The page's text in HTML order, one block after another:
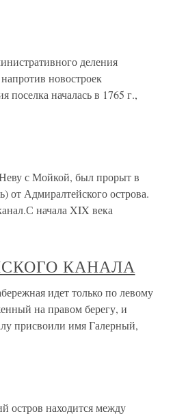
деления
новостроек
началась в 1765 г.,
с Мойкой, был прорыт в
от Адмиралтейского острова.
начала XIX века
КАНАЛА
идет только по левому
на правом берегу, и
присвоили имя Галерный,
находится между